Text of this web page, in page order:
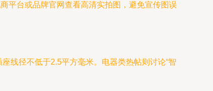
平台或品牌官网查看高清实拍图，避免宣传图误
线径不低于2.5平方毫米。电器类热帖则讨论“智